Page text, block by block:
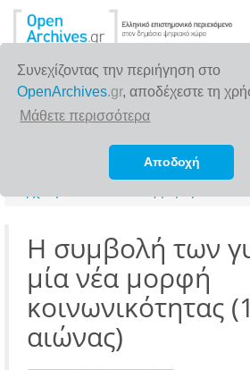
Συνεχίζοντας την περιήγηση στο
OpenArchives.gr, αποδέχεστε τη
Μάθετε περισσότερα
Αποδοχή
Η συμβολή των
μία νέα μορφή
κοινωνικότητας
αιώνας)